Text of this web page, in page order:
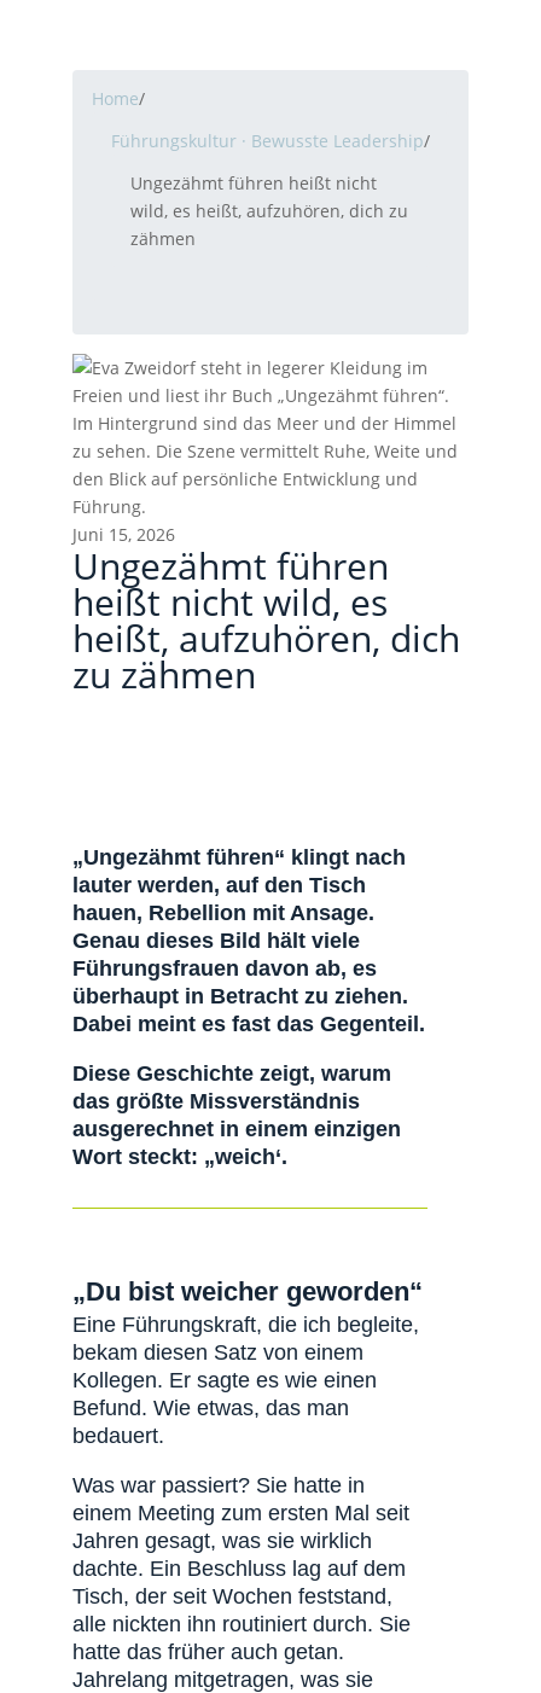
Home/
Führungskultur · Bewusste Leadership/
Ungezähmt führen heißt nicht
wild, es heißt, aufzuhören, dich zu
zähmen
Juni 15, 2026
Ungezähmt führen
heißt nicht wild, es
heißt, aufzuhören, dich
zu zähmen
„Ungezähmt führen“ klingt nach
lauter werden, auf den Tisch
hauen, Rebellion mit Ansage.
Genau dieses Bild hält viele
Führungsfrauen davon ab, es
überhaupt in Betracht zu ziehen.
Dabei meint es fast das Gegenteil.
Diese Geschichte zeigt, warum
das größte Missverständnis
ausgerechnet in einem einzigen
Wort steckt: „weich‘.
„Du bist weicher geworden“
Eine Führungskraft, die ich begleite,
bekam diesen Satz von einem
Kollegen. Er sagte es wie einen
Befund. Wie etwas, das man
bedauert.
Was war passiert? Sie hatte in
einem Meeting zum ersten Mal seit
Jahren gesagt, was sie wirklich
dachte. Ein Beschluss lag auf dem
Tisch, der seit Wochen feststand,
alle nickten ihn routiniert durch. Sie
hatte das früher auch getan.
Jahrelang mitgetragen, was sie